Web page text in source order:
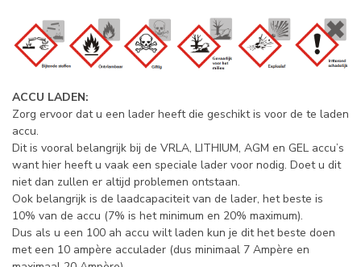
ACCU LADEN:
Zorg ervoor dat u een lader heeft die geschikt is voor de te laden
accu.
Dit is vooral belangrijk bij de VRLA, LITHIUM, AGM en GEL accu’s
want hier heeft u vaak een speciale lader voor nodig. Doet u dit
niet dan zullen er altijd problemen ontstaan.
Ook belangrijk is de laadcapaciteit van de lader, het beste is
10% van de accu (7% is het minimum en 20% maximum).
Dus als u een 100 ah accu wilt laden kun je dit het beste doen
met een 10 ampère acculader (dus minimaal 7 Ampère en